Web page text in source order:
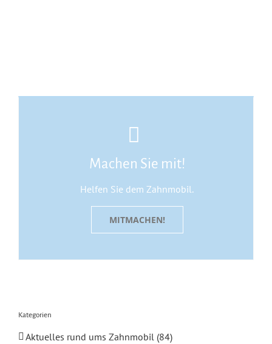
Machen Sie mit!
Helfen Sie dem Zahnmobil.
MITMACHEN!
Kategorien
Aktuelles rund ums Zahnmobil (84)